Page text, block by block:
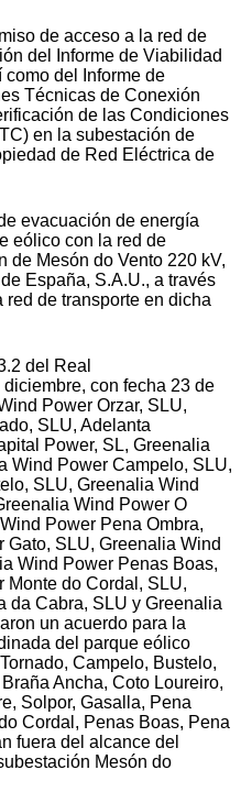
de acceso a la red de
del Informe de Viabilidad
como del Informe de
Técnicas de Conexión
de las Condiciones
en la subestación de
de Red Eléctrica de
evacuación de energía
eólico con la red de
de Mesón do Vento 220 kV,
España, S.A.U., a través
de transporte en dicha
del Real
con fecha 23 de
Power Orzar, SLU,
SLU, Adelanta
Power, SL, Greenalia
Wind Power Campelo, SLU,
SLU, Greenalia Wind
Wind Power O
Power Pena Ombra,
SLU, Greenalia Wind
Wind Power Penas Boas,
Monte do Cordal, SLU,
da Cabra, SLU y Greenalia
un acuerdo para la
del parque eólico
Campelo, Bustelo,
Ancha, Coto Loureiro,
Solpor, Gasalla, Pena
Cordal, Penas Boas, Pena
fuera del alcance del
Mesón do